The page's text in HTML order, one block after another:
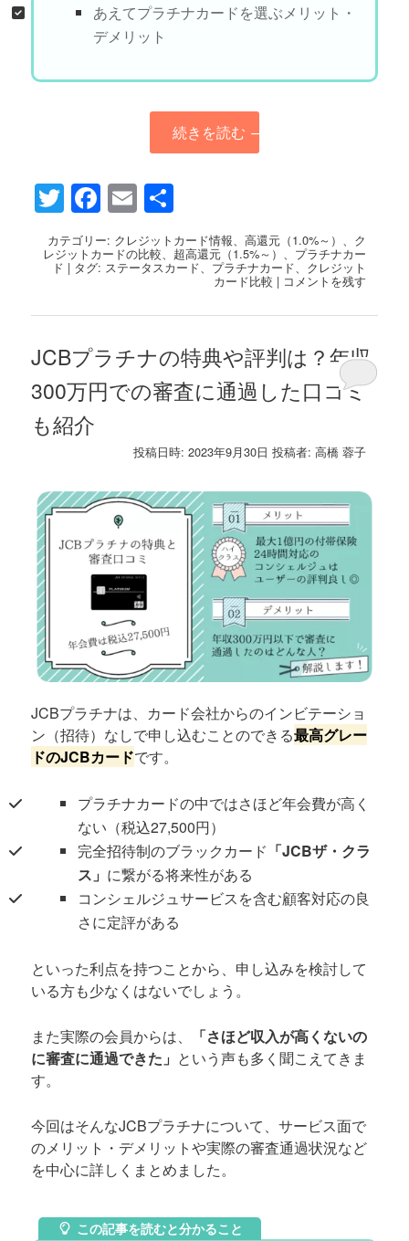
あえてプラチナカードを選ぶメリット・
デメリット
続きを読む →
Twitter
Facebook
Email
有
カテゴリー: クレジットカード情報 、高還元（1.0%～） ク
レジットカードの比較 超高還元（1.5%～） 、 プラチナカー
ド | タグ: ステータスカード プラチナカード クレジット
カード比較 | コメントを残す
JCBプラチナの特典や評判は？年収
300万円での審査に通過した口コミ
も紹介
投稿日時:2023年9月30日 投稿者:高橋 蓉子
JCBプラチナは、カード会社からのインビテーショ
ン（招待）なしで申し込むことのできる最高グレー
ドのJCBカードです。
プラチナカードの中ではさほど年会費が高く
ない（税込27,500円）
完全招待制のブラックカード 「JCBザ・クラ
ス」 に繋がる将来性がある
コンシェルジュサービスを含む顧客対応の良
さに定評がある
といった利点を持つことから、申し込みを検討して
いる方も少なくはないでしょう。
また実際の会員からは、
「さほど収入が高くないの
に審査に通過できた」 という声も多く聞こえてきま
す。
今回はそんなJCBプラチナについて、サービス面で
のメリット・デメリットや実際の審査通過状況など
を中心に詳しくまとめました。
この記事を読むと分かること